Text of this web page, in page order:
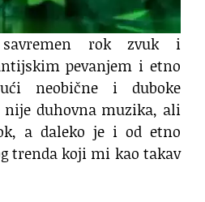
rok zvuk i
pevanjem i etno
neobične i duboke
nije duhovna muzika, ali
a daleko je i od etno
trenda koji mi kao takav